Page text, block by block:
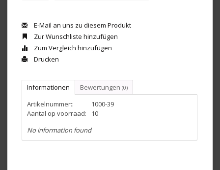
E-Mail an uns zu diesem Produkt
Zur Wunschliste hinzufügen
Zum Vergleich hinzufügen
Drucken
Informationen Bewertungen (0)
Artikelnummer::
1000-39
Aantal op voorraad:
10
No information found